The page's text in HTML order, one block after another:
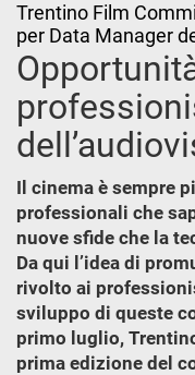
Trentino Film
per Data Manager
Il cinema è sempre
professionali che
nuove sfide che la
Da qui l’idea di
rivolto ai
sviluppo di queste
primo luglio,
prima edizione del